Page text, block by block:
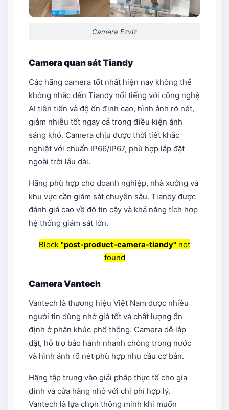
Camera Ezviz
Camera quan sát Tiandy
Các hãng camera tốt nhất hiện nay​ không thể
không nhắc đến Tiandy nổi tiếng với công nghệ
AI tiên tiến và độ ổn định cao, hình ảnh rõ nét,
giảm nhiễu tốt ngay cả trong điều kiện ánh
sáng khó. Camera chịu được thời tiết khắc
nghiệt với chuẩn IP66/IP67, phù hợp lắp đặt
ngoài trời lâu dài.
Hãng phù hợp cho doanh nghiệp, nhà xưởng và
khu vực cần giám sát chuyên sâu. Tiandy được
đánh giá cao về độ tin cậy và khả năng tích hợp
hệ thống giám sát lớn.
Block "post-product-camera-tiandy" not
found
Camera Vantech
Vantech là thương hiệu Việt Nam được nhiều
người tin dùng nhờ giá tốt và chất lượng ổn
định ở phân khúc phổ thông. Camera dễ lắp
đặt, hỗ trợ bảo hành nhanh chóng trong nước
và hình ảnh rõ nét phù hợp nhu cầu cơ bản.
Hãng tập trung vào giải pháp thực tế cho gia
đình và cửa hàng nhỏ với chi phí hợp lý.
Vantech là lựa chọn thông minh khi muốn